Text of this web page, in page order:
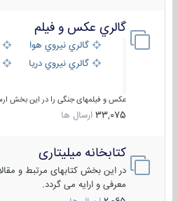
گالري عكس و فيلم
گالري نيروي هوايي
گالري نيروي دريايي
عکس و فیلمهای جنگی را در این بخش
33,075 ارسال ها
کتابخانه میلیتاری
در این بخش کتابهای مرتبط و
معرفی و ارایه می گردد.